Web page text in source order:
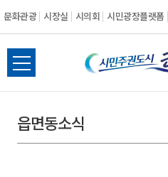
문화관광 시장실 시의회 시민광장플랫폼
시
민
전
체
뉴
열
읍면동소식